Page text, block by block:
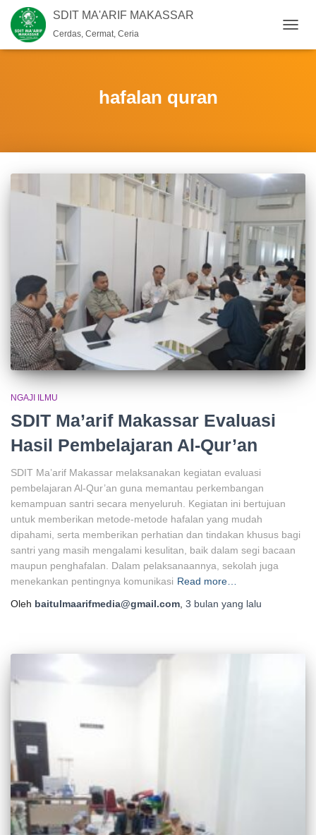
SDIT MA'ARIF MAKASSAR
Cerdas, Cermat, Ceria
hafalan quran
NGAJI ILMU
SDIT Ma’arif Makassar Evaluasi
Hasil Pembelajaran Al-Qur’an
SDIT Ma’arif Makassar melaksanakan kegiatan evaluasi
pembelajaran Al-Qur’an guna memantau perkembangan
kemampuan santri secara menyeluruh. Kegiatan ini bertujuan
untuk memberikan metode-metode hafalan yang mudah
dipahami, serta memberikan perhatian dan tindakan khusus bagi
santri yang masih mengalami kesulitan, baik dalam segi bacaan
maupun penghafalan. Dalam pelaksanaannya, sekolah juga
menekankan pentingnya komunikasi Read more…
Oleh baitulmaarifmedia@gmail.com 3 bulan yang lalu